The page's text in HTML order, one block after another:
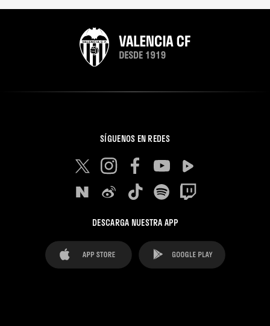
SÍGUENOS EN REDES
DESCARGA NUESTRA APP